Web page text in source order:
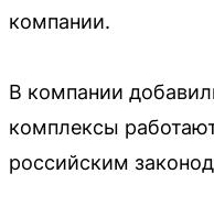
компании.
В компании
комплексы
российским